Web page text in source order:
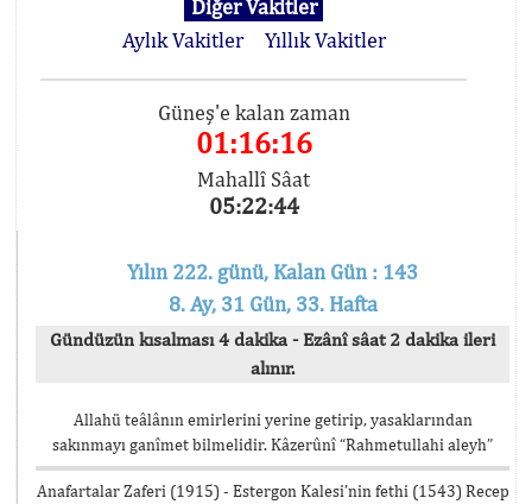
Diğer Vakitler
Aylık Vakitler
Yıllık Vakitler
Güneş'e kalan zaman
01:16:16
Mahallî Sâat
05:22:44
Yılın 222. günü, Kalan Gün : 143
8. Ay, 31 Gün, 33. Hafta
Gündüzün kısalması 4 dakika - Ezânî sâat 2 dakika ileri
alınır.
Allahü teâlânın emirlerini yerine getirip, yasaklarından
sakınmayı ganîmet bilmelidir. Kâzerûnî “Rahmetullahi aleyh”
Anafartalar Zaferi (1915) - Estergon Kalesi’nin fethi (1543) Recep